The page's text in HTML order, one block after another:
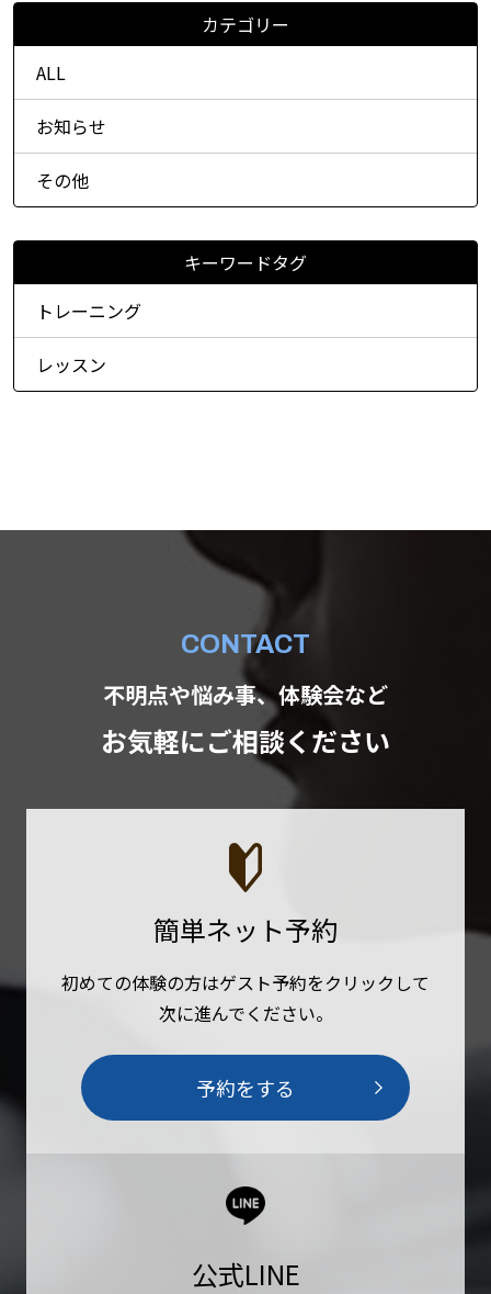
カテゴリー
ALL
お知らせ
その他
キーワードタグ
トレーニング
レッスン
CONTACT
不明点や悩み事、体験会など
お気軽にご相談ください
簡単ネット予約
初めての体験の方はゲスト予約をクリックして
次に進んでください。
予約をする
公式LINE